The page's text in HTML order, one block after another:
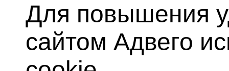
Для повышения
сайтом Адвего